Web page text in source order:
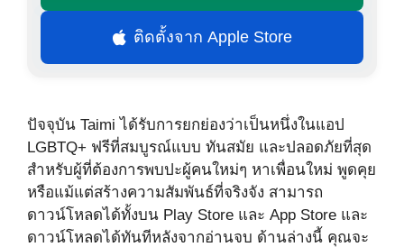
ติดตั้งจาก Apple Store
ปัจจุบัน Taimi ได้รับการยกย่องว่าเป็นหนึ่งในแอป
LGBTQ+ ฟรีที่สมบูรณ์แบบ ทันสมัย และปลอดภัยที่สุด
สำหรับผู้ที่ต้องการพบปะผู้คนใหม่ๆ หาเพื่อนใหม่ พูดคุย
หรือแม้แต่สร้างความสัมพันธ์ที่จริงจัง สามารถ
ดาวน์โหลดได้ทั้งบน Play Store และ App Store และ
ดาวน์โหลดได้ทันทีหลังจากอ่านจบ ด้านล่างนี้ คุณจะ